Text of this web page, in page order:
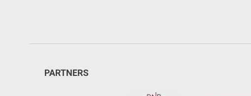
PARTNERS